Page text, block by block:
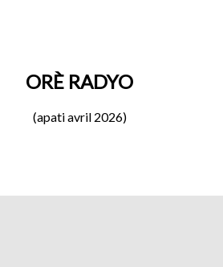
ORÈ RADYO
(apati avril 2026)